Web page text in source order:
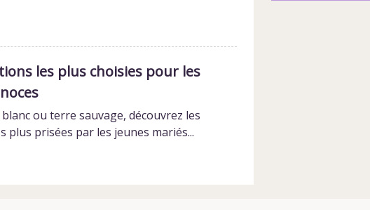
les plus choisies pour les
ou terre sauvage, découvrez les
plus prisées par les jeunes mariés...